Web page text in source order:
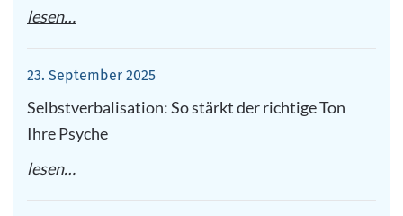
lesen…
23. September 2025
Selbstverbalisation: So stärkt der richtige Ton
Ihre Psyche
lesen…